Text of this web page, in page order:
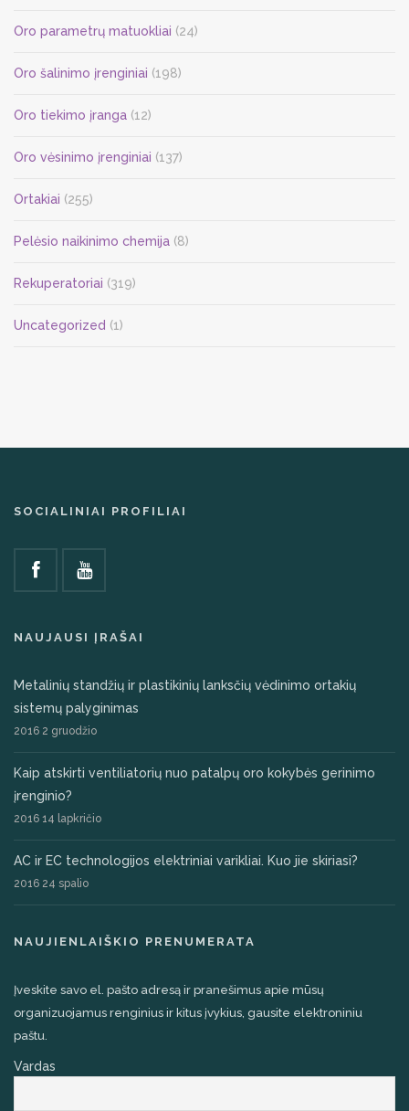
Oro parametrų matuokliai (24)
Oro šalinimo įrenginiai (198)
Oro tiekimo įranga (12)
Oro vėsinimo įrenginiai (137)
Ortakiai (255)
Pelėsio naikinimo chemija (8)
Rekuperatoriai (319)
Uncategorized (1)
SOCIALINIAI PROFILIAI
NAUJAUSI ĮRAŠAI
Metalinių standžių ir plastikinių lanksčių vėdinimo ortakių
sistemų palyginimas
2016 2 gruodžio
Kaip atskirti ventiliatorių nuo patalpų oro kokybės gerinimo
įrenginio?
2016 14 lapkričio
AC ir EC technologijos elektriniai varikliai. Kuo jie skiriasi?
2016 24 spalio
NAUJIENLAIŠKIO PRENUMERATA
Įveskite savo el. pašto adresą ir pranešimus apie mūsų
organizuojamus renginius ir kitus įvykius, gausite elektroniniu
paštu.
Vardas